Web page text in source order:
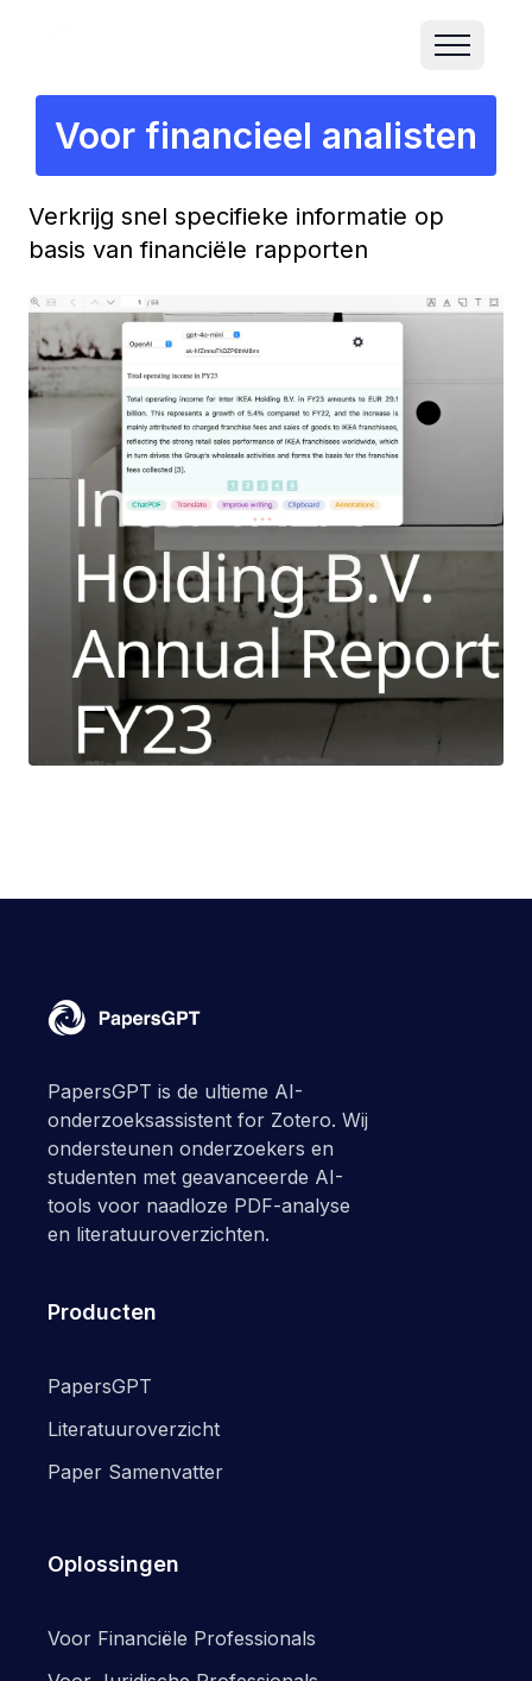
Voor financieel analisten
Verkrijg snel specifieke informatie op
basis van financiële rapporten
PapersGPT is de ultieme AI-
onderzoeksassistent for Zotero. Wij
ondersteunen onderzoekers en
studenten met geavanceerde AI-
tools voor naadloze PDF-analyse
en literatuuroverzichten.
Producten
PapersGPT
Literatuuroverzicht
Paper Samenvatter
Oplossingen
Voor Financiële Professionals